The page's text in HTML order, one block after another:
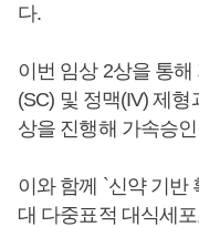
다.
이번 임상 2상을 통
(SC) 및 정맥(IV) 제
상을 진행해 가속승
이와 함께 `신약 기반
대 다중표적 대식세